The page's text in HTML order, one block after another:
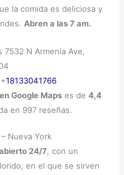
la comida es deliciosa y
Abren a las 7 am.
7532 N Armenia Ave,
18133041766
Google Mapses de 4,4
en 997 reseñas.
Nueva York
24/7, con un
en el que se sirven